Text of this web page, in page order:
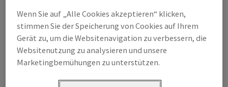
Wenn Sie auf „Alle Cookies akzeptieren“ klicken,
stimmen Sie der Speicherung von Cookies auf Ihrem
Gerät zu, um die Websitenavigation zu verbessern, die
Websitenutzung zu analysieren und unsere
Marketingbemühungen zu unterstützen.